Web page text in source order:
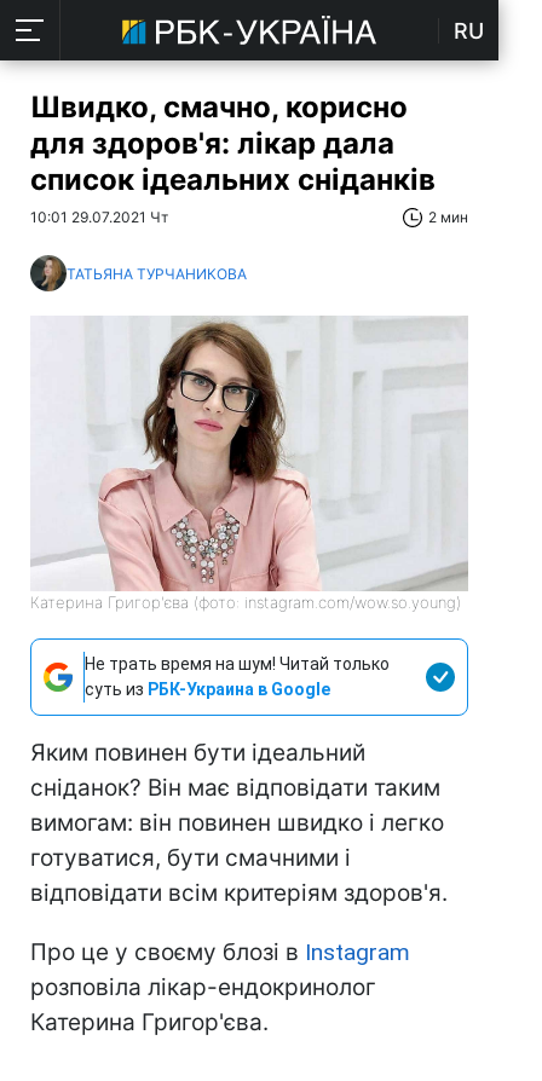
RU
Швидко, смачно, корисно
для здоров'я: лікар дала
список ідеальних сніданків
10:01 29.07.2021 Чт 2 мин
ТАТЬЯНА ТУРЧАНИКОВА
Катерина Григор'єва (фото: instagram.com/wow.so.young)
Не трать время на шум! Читай только
суть из РБК-Украина в Google
Яким повинен бути ідеальний
сніданок? Він має відповідати таким
вимогам: він повинен швидко і легко
готуватися, бути смачними і
відповідати всім критеріям здоров'я.
Про це у своєму блозі в Instagram
розповіла лікар-ендокринолог
Катерина Григор'єва.